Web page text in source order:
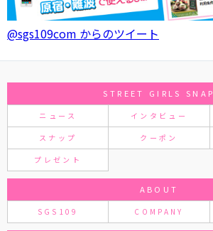
@sgs109com からのツイート
STREET GIRLS SNAP
ニュース インタビュー
スナップ クーポン
プレゼント
ABOUT
SGS109 COMPANY